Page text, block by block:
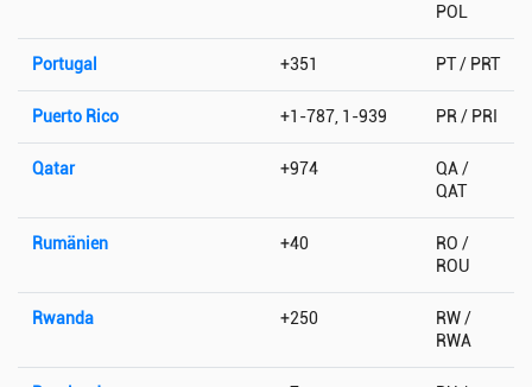
POL
Portugal +351 PT / PRT
Puerto Rico +1-787, 1-939 PR / PRI
Qatar +974
QA /
QAT
Rumänien +40
RO /
ROU
Rwanda +250
RW /
RWA